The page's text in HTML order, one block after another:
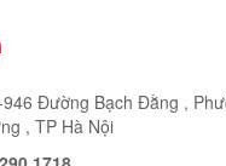
946 Đường Bạch Đằng ,
, TP Hà Nội